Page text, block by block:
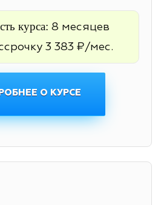
курса: 8 месяцев
3 383 ₽/мес.
О КУРСЕ